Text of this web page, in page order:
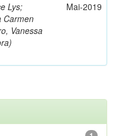
Lys;
Carmen
Vanessa
Mai-2019